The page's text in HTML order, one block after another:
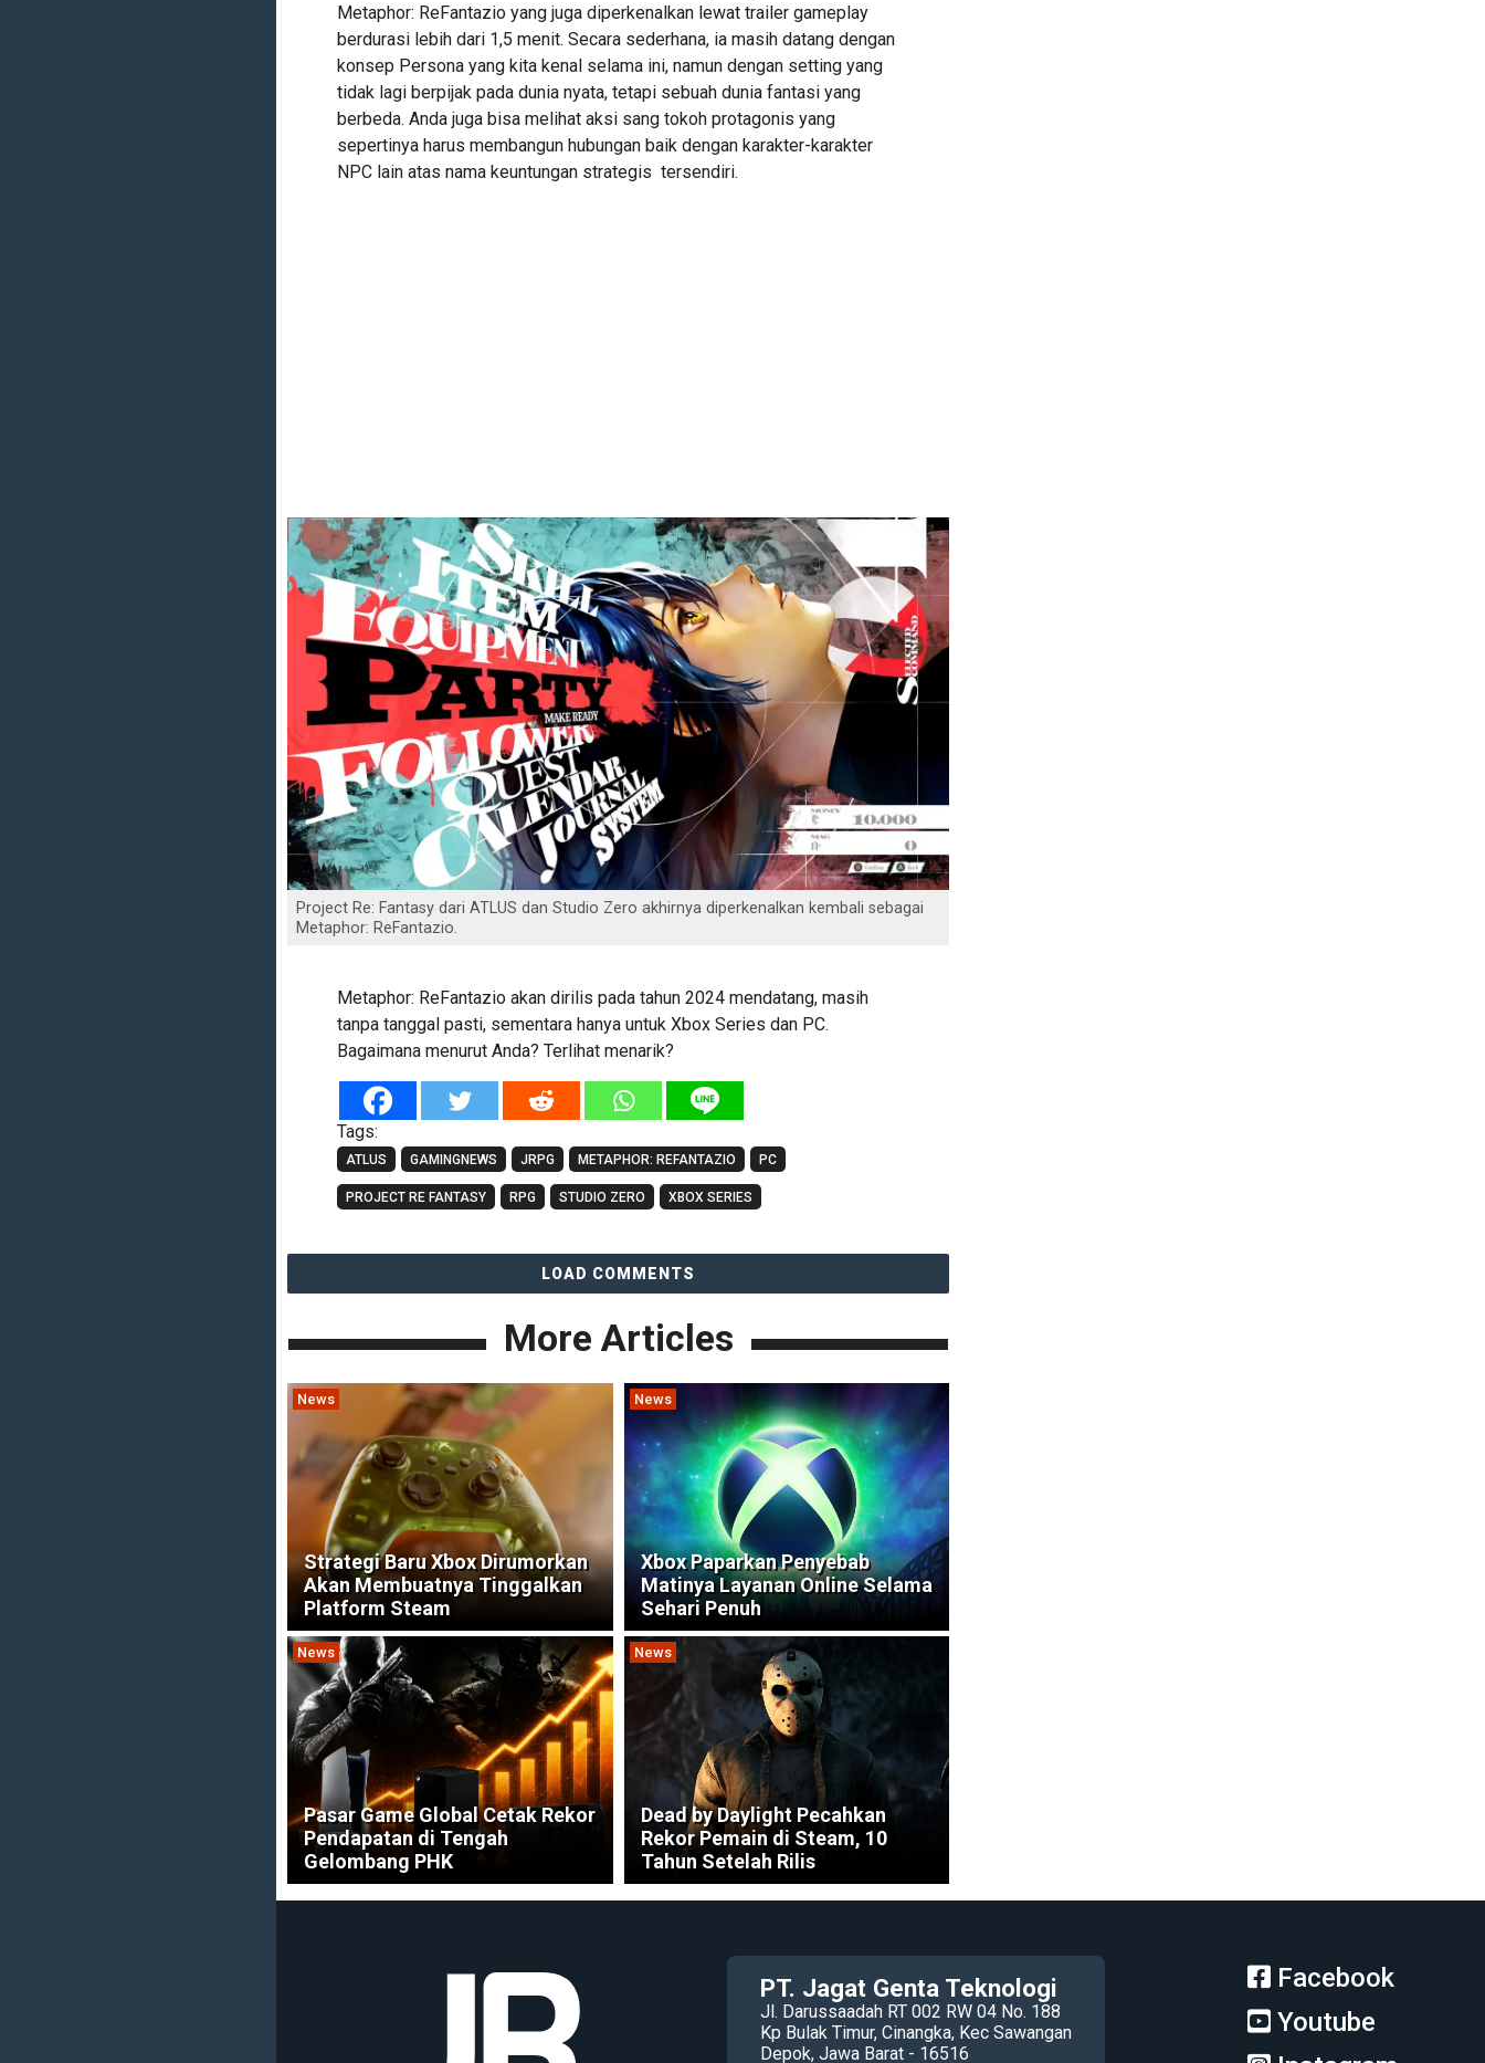
Metaphor: ReFantazio yang juga diperkenalkan lewat trailer gameplay
berdurasi lebih dari 1,5 menit. Secara sederhana, ia masih datang dengan
konsep Persona yang kita kenal selama ini, namun dengan setting yang
tidak lagi berpijak pada dunia nyata, tetapi sebuah dunia fantasi yang
berbeda. Anda juga bisa melihat aksi sang tokoh protagonis yang
sepertinya harus membangun hubungan baik dengan karakter-karakter
NPC lain atas nama keuntungan strategis tersendiri.
Project Re: Fantasy dari ATLUS dan Studio Zero akhirnya diperkenalkan kembali sebagai
Metaphor: ReFantazio.
Metaphor: ReFantazio akan dirilis pada tahun 2024 mendatang, masih
tanpa tanggal pasti, sementara hanya untuk Xbox Series dan PC.
Bagaimana menurut Anda? Terlihat menarik?
Tags:
ATLUS GAMINGNEWS JRPG METAPHOR: REFANTAZIO PC
PROJECT RE FANTASY RPG STUDIO ZERO XBOX SERIES
LOAD COMMENTS
More Articles
News
Strategi Baru Xbox Dirumorkan
Akan Membuatnya Tinggalkan
Platform Steam
News
Xbox Paparkan Penyebab
Matinya Layanan Online Selama
Sehari Penuh
News
Pasar Game Global Cetak Rekor
Pendapatan di Tengah
Gelombang PHK
News
Dead by Daylight Pecahkan
Rekor Pemain di Steam, 10
Tahun Setelah Rilis
PT. Jagat Genta Teknologi
Jl. Darussaadah RT 002 RW 04 No. 188
Kp Bulak Timur, Cinangka, Kec Sawangan
Depok, Jawa Barat - 16516
Facebook
Youtube